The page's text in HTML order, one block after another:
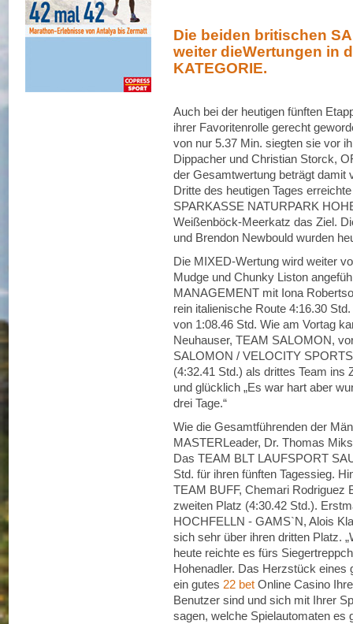
Die beiden britischen
weiter dieWertungen in
KATEGORIE.
Auch bei der heutigen fünften
ihrer Favoritenrolle gerecht
von nur 5.37 Min. siegten sie vor
Dippacher und Christian Storck,
der Gesamtwertung beträgt damit
Dritte des heutigen Tages
SPARKASSE NATURPARK
Weißenböck-Meerkatz das Ziel.
und Brendon Newbould wurden
Die MIXED-Wertung wird weiter
Mudge und Chunky Liston
MANAGEMENT mit Iona
rein italienische Route 4:16.30
von 1:08.46 Std. Wie am Vortag
Neuhauser, TEAM SALOMON,
SALOMON / VELOCITY
(4:32.41 Std.) als drittes Team ins
und glücklich „Es war hart aber
drei Tage.“
Wie die Gesamtführenden der
MASTERLeader, Dr. Thomas
Das TEAM BLT LAUFSPORT
Std. für ihren fünften Tagessieg.
TEAM BUFF, Chemari Rodriguez
zweiten Platz (4:30.42 Std.).
HOCHFELLN - GAMS`N, Alois
sich sehr über ihren dritten Platz.
heute reichte es fürs
Hohenadler. Das Herzstück eines
ein gutes 22 bet Online Casino
Benutzer sind und sich mit Ihrer
sagen, welche Spielautomaten es